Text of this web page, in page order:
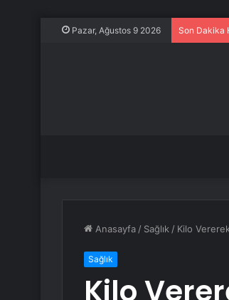
Pazar, Ağustos 9 2026 Son Dakika
Anasayfa / Sağlık / Kilo
Sağlık
Kilo